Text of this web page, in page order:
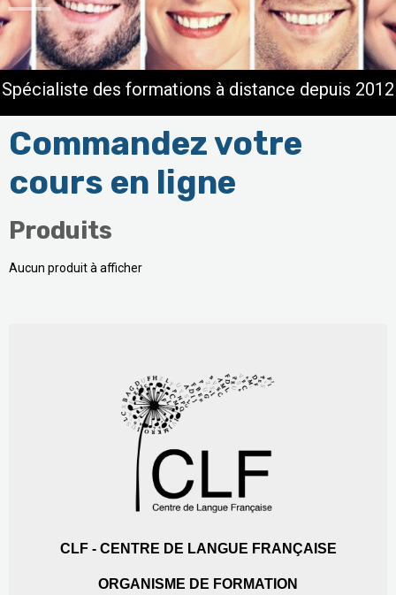
Spécialiste des formations à distance depuis 2012
Commandez votre
cours en ligne
Produits
Aucun produit à afficher
CLF - CENTRE DE LANGUE FRANÇAISE
ORGANISME DE FORMATION